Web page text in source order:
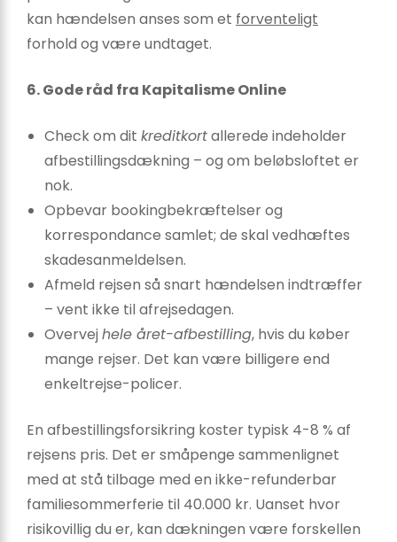
kan hændelsen anses som et forventeligt
forhold og være undtaget.
6. Gode råd fra Kapitalisme Online
Check om dit kreditkortallerede indeholder
afbestillingsdækning – og om beløbsloftet er
nok.
Opbevar bookingbekræftelser og
korrespondance samlet; de skal vedhæftes
skadesanmeldelsen.
Afmeld rejsen så snart hændelsen indtræffer
– vent ikke til afrejsedagen.
Overvejhele året-afbestilling, hvis du køber
mange rejser. Det kan være billigere end
enkeltrejse-policer.
En afbestillingsforsikring koster typisk 4-8 % af
rejsens pris. Det er småpenge sammenlignet
med at stå tilbage med en ikke-refunderbar
familiesommerferie til 40.000 kr. Uanset hvor
risikovillig du er, kan dækningen være forskellen